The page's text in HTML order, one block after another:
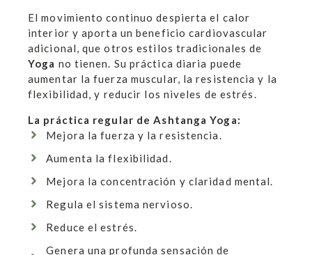
El movimiento continuo despierta el calor
interior y aporta un beneficio cardiovascular
adicional, que otros estilos tradicionales de
Yoga no tienen. Su práctica diaria puede
aumentar la fuerza muscular, la resistencia y la
flexibilidad, y reducir los niveles de estrés.
La práctica regular de Ashtanga Yoga:
Mejora la fuerza y la resistencia.
Aumenta la flexibilidad.
Mejora la concentración y claridad mental.
Regula el sistema nervioso.
Reduce el estrés.
Genera una profunda sensación de